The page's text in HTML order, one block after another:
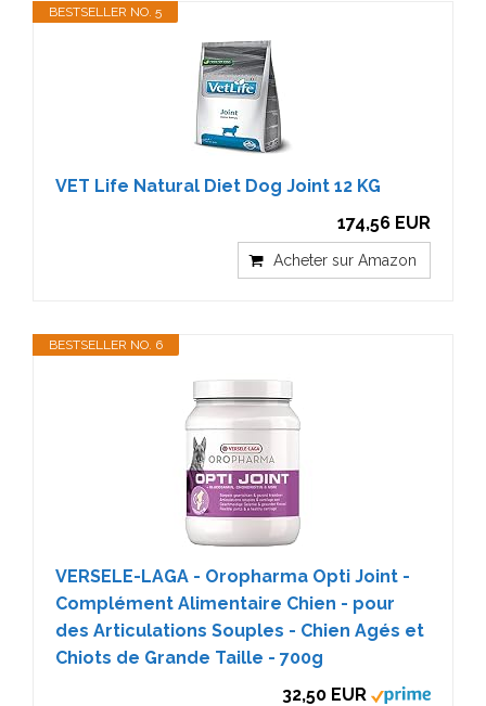
BESTSELLER NO. 5
VET Life Natural Diet Dog Joint 12 KG
174,56 EUR
Acheter sur Amazon
BESTSELLER NO. 6
VERSELE-LAGA - Oropharma Opti Joint -
Complément Alimentaire Chien - pour
des Articulations Souples - Chien Agés et
Chiots de Grande Taille - 700g
32,50 EUR